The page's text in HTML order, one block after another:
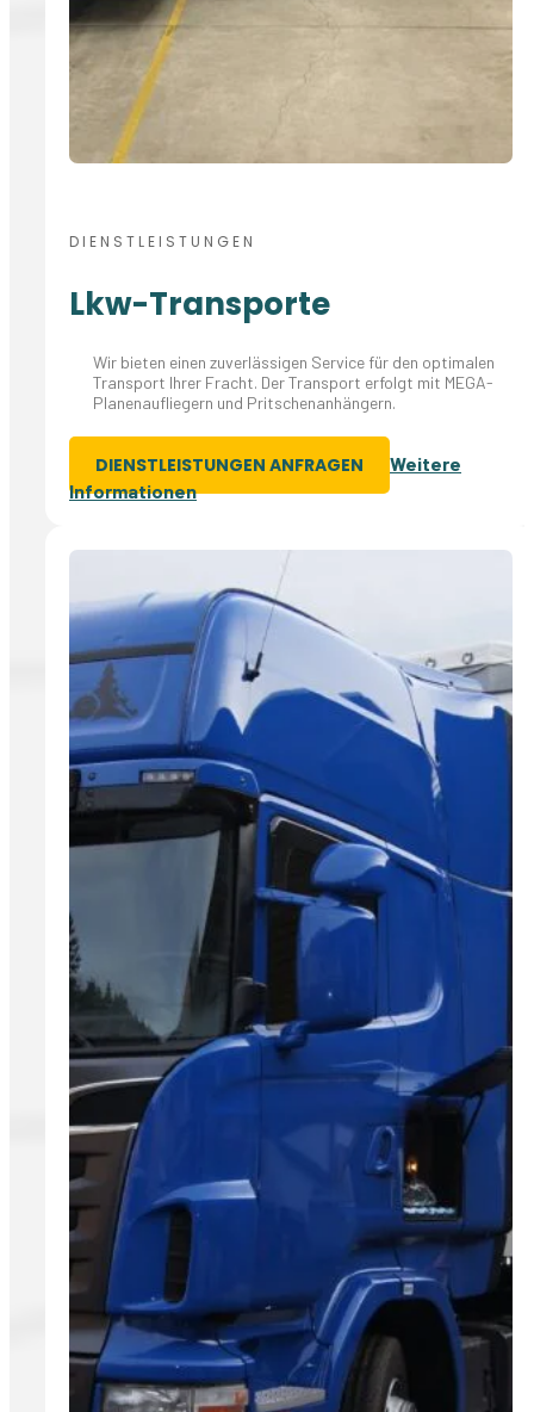
DIENSTLEISTUNGEN
Lkw-Transporte
Wir bieten einen zuverlässigen Service für den optimalen
Transport Ihrer Fracht. Der Transport erfolgt mit MEGA-
Planenaufliegern und Pritschenanhängern.
DIENSTLEISTUNGEN ANFRAGEN
Weitere
Informationen